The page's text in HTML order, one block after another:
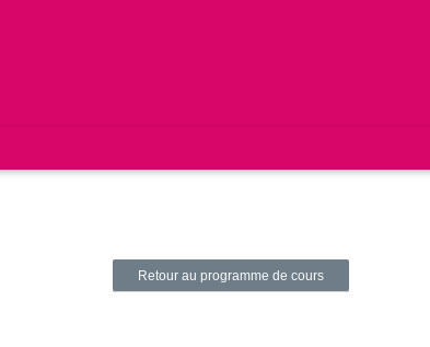
Retour au programme de cours